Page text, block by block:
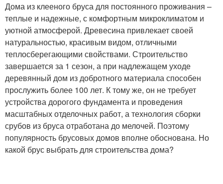
Дома из клееного бруса для постоянного проживания –
теплые и надежные, с комфортным микроклиматом и
уютной атмосферой. Древесина привлекает своей
натуральностью, красивым видом, отличными
теплосберегающими свойствами. Строительство
завершается за 1 сезон, а при надлежащем уходе
деревянный дом из добротного материала способен
прослужить более 100 лет. К тому же, он не требует
устройства дорогого фундамента и проведения
масштабных отделочных работ, а технология сборки
срубов из бруса отработана до мелочей. Поэтому
популярность брусовых домов вполне обоснована. Но
какой брус выбрать для строительства дома?